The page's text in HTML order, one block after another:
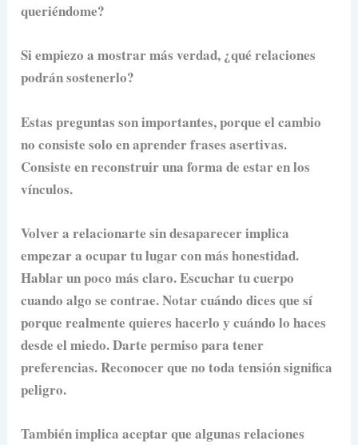
queriéndome?
Si empiezo a mostrar más verdad, ¿qué relaciones
podrán sostenerlo?
Estas preguntas son importantes, porque el cambio
no consiste solo en aprender frases asertivas.
Consiste en reconstruir una forma de estar en los
vínculos.
Volver a relacionarte sin desaparecer implica
empezar a ocupar tu lugar con más honestidad.
Hablar un poco más claro. Escuchar tu cuerpo
cuando algo se contrae. Notar cuándo dices que sí
porque realmente quieres hacerlo y cuándo lo haces
desde el miedo. Darte permiso para tener
preferencias. Reconocer que no toda tensión significa
peligro.
También implica aceptar que algunas relaciones